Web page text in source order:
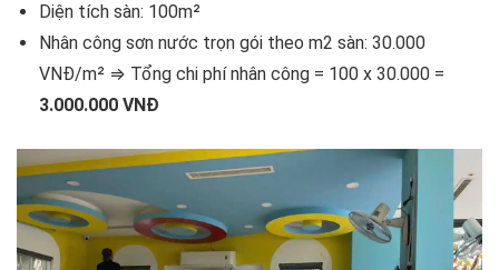
Diện tích sàn: 100m²
Nhân công sơn nước trọn gói theo m2 sàn: 30.000
VNĐ/m² ⇒ Tổng chi phí nhân công = 100 x 30.000 =
3.000.000 VNĐ